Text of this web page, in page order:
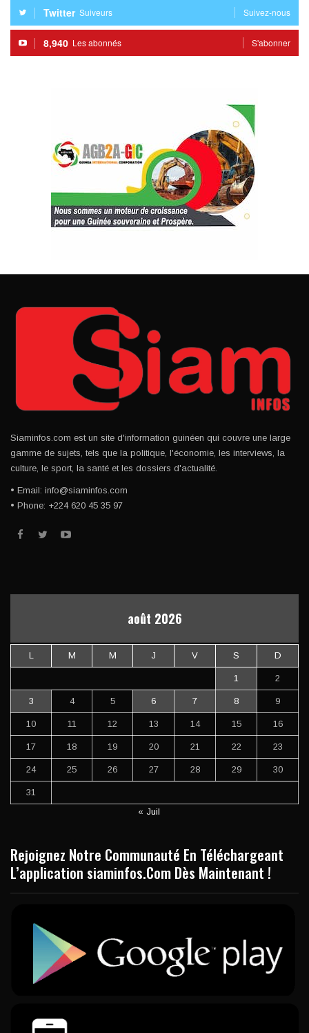
Twitter Suiveurs Suivez-nous
8,940 Les abonnés S'abonner
Siaminfos.com est un site d'information guinéen qui couvre une large
gamme de sujets, tels que la politique, l'économie, les interviews, la
culture, le sport, la santé et les dossiers d'actualité.
• Email: info@siaminfos.com
• Phone: +224 620 45 35 97
août 2026
L M M J V S D
1 2
3 4 5 6 7 8 9
10 11 12 13 14 15 16
17 18 19 20 21 22 23
24 25 26 27 28 29 30
31
« Juil
Rejoignez Notre Communauté En Téléchargeant
L’application siaminfos.Com Dès Maintenant !